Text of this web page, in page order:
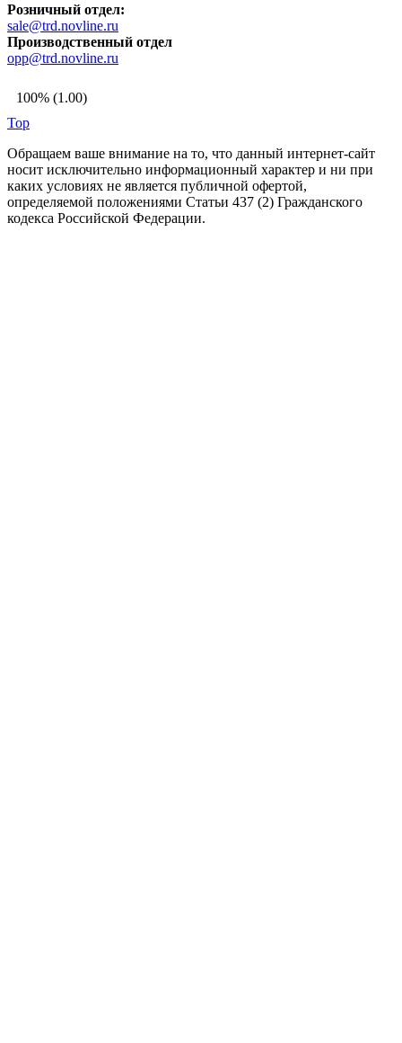
Розничный отдел:
sale@trd.novline.ru
Производственный отдел
opp@trd.novline.ru
100% (1.00)
Top
Обращаем ваше внимание на то, что данный интернет-сайт
носит исключительно информационный характер и ни при
каких условиях не является публичной офертой,
определяемой положениями Статьи 437 (2) Гражданского
кодекса Российской Федерации.